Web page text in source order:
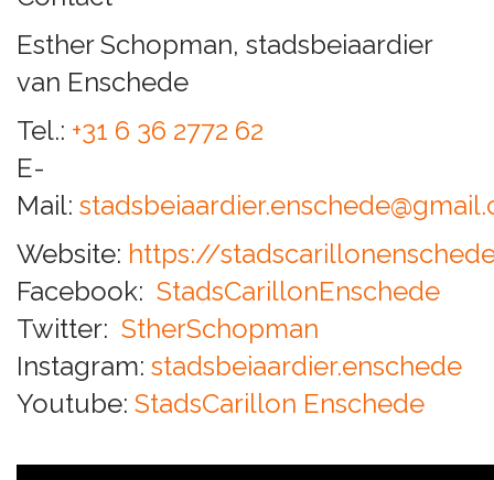
Esther Schopman, stadsbeiaardier
van Enschede
Tel.: +31 6 36 2772 62
E-
Mail:
Website: https://
Facebook: StadsCarillonEnschede
Twitter: StherSchopman
Instagram: stadsbeiaardier.enschede
Youtube: StadsCarillon Enschede